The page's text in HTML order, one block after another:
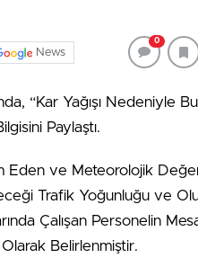
News
0
“Kar Yağışı Nedeniyle
Paylaştı.
Eden ve Meteorolojik
Trafik Yoğunluğu ve
Çalışan Personelin
Belirlenmiştir.